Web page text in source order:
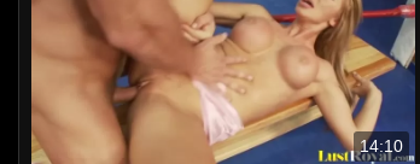
14:10